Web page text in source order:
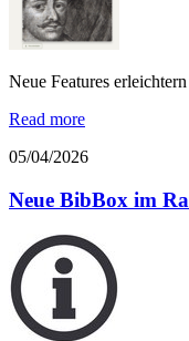
Neue Features
Read more
05/04/2026
Neue BibBox im